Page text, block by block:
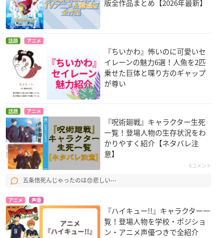
版全作品まとめ【2026年最新】
話題 アニメ
『ちいかわ』怖いのに可愛いセ
イレーンの魅力6選！人魚を2匹
乗せた巨体と喋り方のギャップ
が尊い
話題 アニメ
『呪術廻戦』キャラクター生死
一覧！登場人物の生存状況をわ
かりやすく紹介【ネタバレ注
意】
6コメント
五条悟死んじゃったのは😞悲しい⋯
アニメ 声優
『ハイキュー!!』キャラクター一
覧！登場人物を学校・ポジショ
ン・アニメ声優つきで全紹介